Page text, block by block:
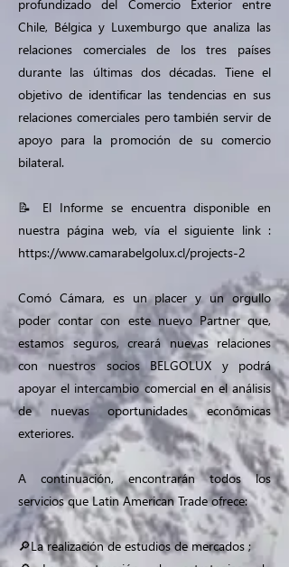
profundizado del Comercio Exterior entre
Chile, Bélgica y Luxemburgo que analiza las
relaciones comerciales de los tres países
durante las últimas dos décadas. Tiene el
objetivo de identificar las tendencias en sus
relaciones comerciales pero también servir de
apoyo para la promoción de su comercio
bilateral.
📝 El Informe se encuentra disponible en
nuestra página web, vía el siguiente link :
https://www.camarabelgolux.cl/projects-2
Comó Cámara, es un placer y un orgullo
poder contar con este nuevo Partner que,
estamos seguros, creará nuevas relaciones
con nuestros socios BELGOLUX y podrá
apoyar el intercambio comercial en el análisis
de nuevas oportunidades económicas
exteriores.
A continuación, encontrarán todos los
servicios que Latin American Trade ofrece:
🔎La realización de estudios de mercados ;